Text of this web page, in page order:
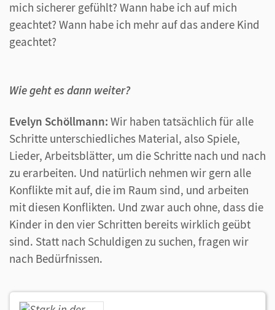
mich sicherer gefühlt? Wann habe ich auf mich
geachtet? Wann habe ich mehr auf das andere Kind
geachtet?
Wie geht es dann weiter?
Evelyn Schöllmann: Wir haben tatsächlich für alle
Schritte unterschiedliches Material, also Spiele,
Lieder, Arbeitsblätter, um die Schritte nach und nach
zu erarbeiten. Und natürlich nehmen wir gern alle
Konflikte mit auf, die im Raum sind, und arbeiten
mit diesen Konflikten. Und zwar auch ohne, dass die
Kinder in den vier Schritten bereits wirklich geübt
sind. Statt nach Schuldigen zu suchen, fragen wir
nach Bedürfnissen.